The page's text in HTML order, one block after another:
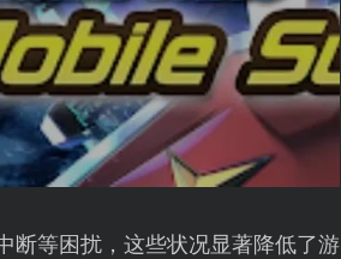
断等困扰，这些状况显著降低了游